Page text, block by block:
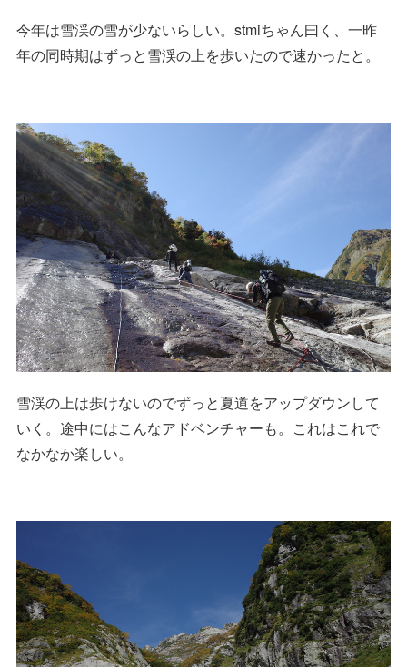
今年は雪渓の雪が少ないらしい。stmiちゃん曰く、一昨
年の同時期はずっと雪渓の上を歩いたので速かったと。
雪渓の上は歩けないのでずっと夏道をアップダウンして
いく。途中にはこんなアドベンチャーも。これはこれで
なかなか楽しい。